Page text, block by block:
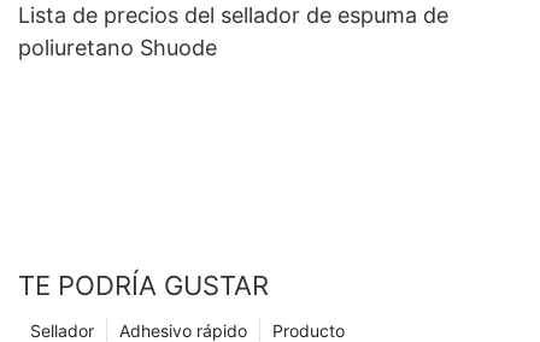
Lista de precios del sellador de espuma de
poliuretano Shuode
TE PODRÍA GUSTAR
Producto
Adhesivo rápido
Sellador